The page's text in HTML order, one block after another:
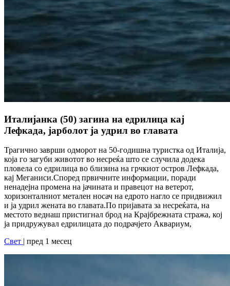
Италијанка (50) загина на едрилица кај
Лефкада, јарболот ја удрил во главата
Трагично заврши одморот на 50-годишна туристка од Италија,
која го загуби животот во несреќа што се случила додека
пловела со едрилица во близина на грчкиот остров Лефкада,
кај Меганиси.Според првичните информации, поради
ненадејна промена на јачината и правецот на ветерот,
хоризонталниот метален носач на едрото нагло се придвижил
и ја удрил жената во главата.По пријавата за несреќата, на
местото веднаш пристигнал брод на Крајбрежната стража, кој
ја придружувал едрилицата до подрачјето Аквариум,
Свет | пред 1 месец